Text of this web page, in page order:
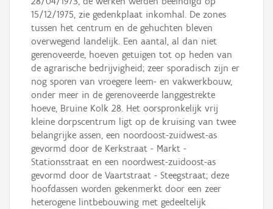
15/12/1975, zie gedenkplaat inkomhal. De zones
tussen het centrum en de gehuchten bleven
overwegend landelijk. Een aantal, al dan niet
gerenoveerde, hoeven getuigen tot op heden van
de agrarische bedrijvigheid; zeer sporadisch zijn er
nog sporen van vroegere leem- en vakwerkbouw,
onder meer in de gerenoveerde langgestrekte
hoeve, Bruine Kolk 28. Het oorspronkelijk vrij
kleine dorpscentrum ligt op de kruising van twee
belangrijke assen, een noordoost-zuidwest-as
gevormd door de Kerkstraat - Markt -
Stationsstraat en een noordwest-zuidoost-as
gevormd door de Vaartstraat - Steegstraat; deze
hoofdassen worden gekenmerkt door een zeer
heterogene lintbebouwing met gedeeltelijk